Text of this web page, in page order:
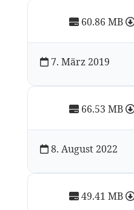
49.41 MB
66.53 MB
8. August 2022
60.86 MB
7. März 2019